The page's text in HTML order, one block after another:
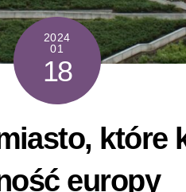
2024
01
18
które
europy